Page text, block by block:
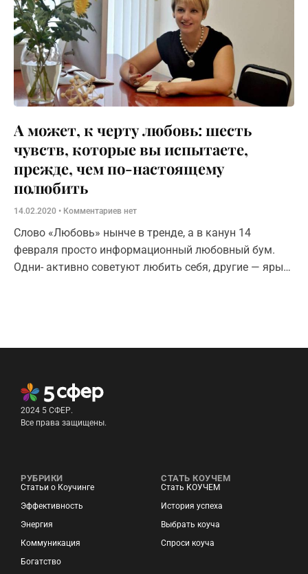
А может, к черту любовь: шесть
чувств, которые вы испытаете,
прежде, чем по-настоящему
полюбить
14.02.2020 Комментариев нет
Слово «Любовь» нынче в тренде, а в канун 14
февраля просто информационный любовный бум.
Одни- активно советуют любить себя, другие — ярые
2024 5 СФЕР.
Все права защищены.
РУБРИКИ
Статьи о Коучинге
Эффективность
Энергия
Коммуникация
Богатство
СТАТЬ КОУЧЕМ
Стать КОУЧЕМ
История успеха
Выбрать коуча
Спроси коуча